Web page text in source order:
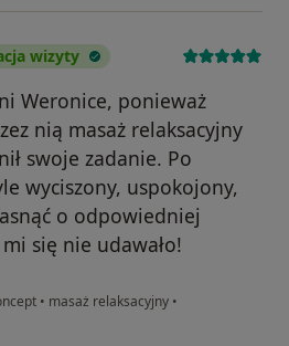
wizyty
Weronice, ponieważ
nią masaż relaksacyjny
swoje zadanie. Po
wyciszony, uspokojony,
o odpowiedniej
się nie udawało!
• masaż relaksacyjny •